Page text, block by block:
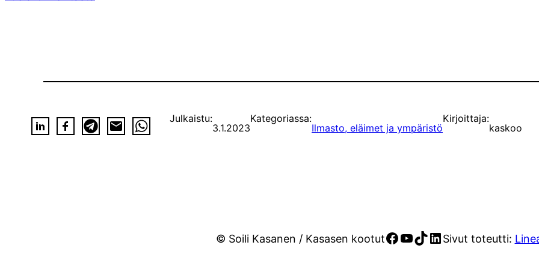
Julkaistu:
3.1.2023
Kategoriassa:
Ilmasto, eläimet ja ympäristö
Kirjoittaja:
kaskoo
© Soili Kasanen / Kasasen kootutFacebook
YouTube
TikTok
LinkedIn
Sivut toteutti: